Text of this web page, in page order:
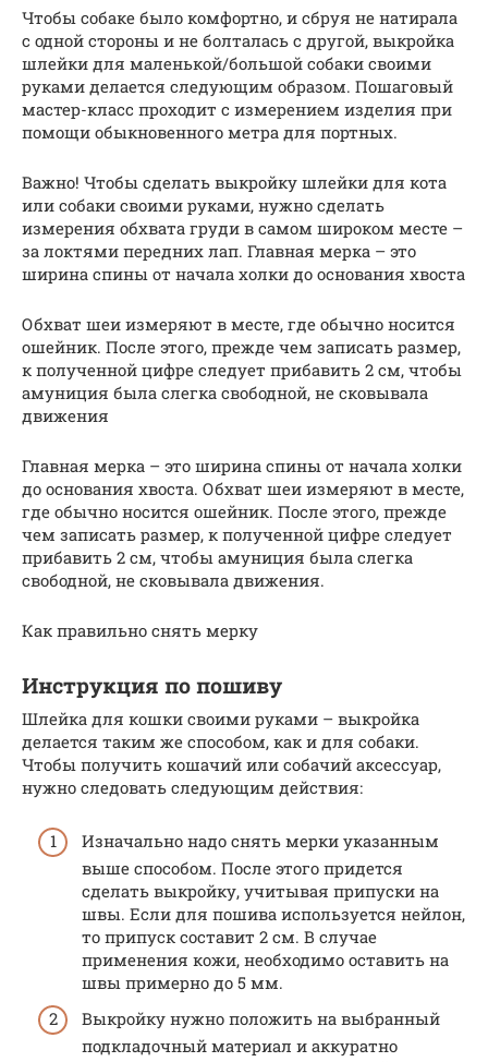
Чтобы собаке было комфортно, и сбруя не натирала
с одной стороны и не болталась с другой, выкройка
шлейки для маленькой/большой собаки своими
руками делается следующим образом. Пошаговый
мастер-класс проходит с измерением изделия при
помощи обыкновенного метра для портных.
Важно! Чтобы сделать выкройку шлейки для кота
или собаки своими руками, нужно сделать
измерения обхвата груди в самом широком месте –
за локтями передних лап. Главная мерка – это
ширина спины от начала холки до основания хвоста
Обхват шеи измеряют в месте, где обычно носится
ошейник. После этого, прежде чем записать размер,
к полученной цифре следует прибавить 2 см, чтобы
амуниция была слегка свободной, не сковывала
движения
Главная мерка – это ширина спины от начала холки
до основания хвоста. Обхват шеи измеряют в месте,
где обычно носится ошейник. После этого, прежде
чем записать размер, к полученной цифре следует
прибавить 2 см, чтобы амуниция была слегка
свободной, не сковывала движения.
Как правильно снять мерку
Инструкция по пошиву
Шлейка для кошки своими руками – выкройка
делается таким же способом, как и для собаки.
Чтобы получить кошачий или собачий аксессуар,
нужно следовать следующим действия:
Изначально надо снять мерки указанным
выше способом. После этого придется
сделать выкройку, учитывая припуски на
швы. Если для пошива используется нейлон,
то припуск составит 2 см. В случае
применения кожи, необходимо оставить на
швы примерно до 5 мм.
Выкройку нужно положить на выбранный
подкладочный материал и аккуратно